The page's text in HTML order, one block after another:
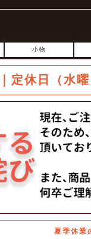
小物
定休日（水
夏季休業